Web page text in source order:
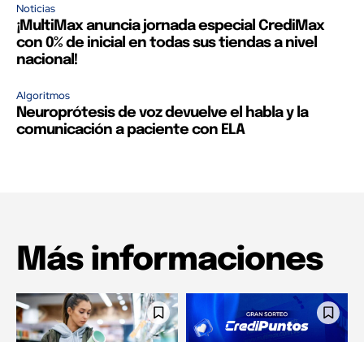
Noticias
¡MultiMax anuncia jornada especial CrediMax
con 0% de inicial en todas sus tiendas a nivel
nacional!
Algoritmos
Neuroprótesis de voz devuelve el habla y la
comunicación a paciente con ELA
Más informaciones